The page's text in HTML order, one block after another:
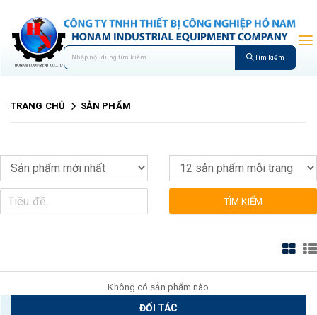
Tìm kiếm
TRANG CHỦ SẢN PHẨM
TÌM KIẾM
Không có sản phẩm nào
ĐỐI TÁC